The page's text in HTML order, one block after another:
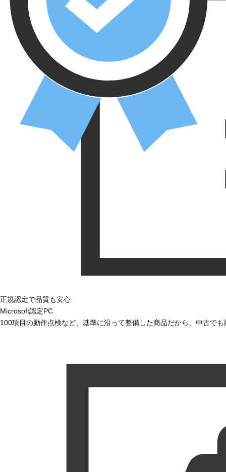
正規認定で品質も安心
Microsoft認定PC
100項目の動作点検など、基準に沿って整備した商品だから、中古で